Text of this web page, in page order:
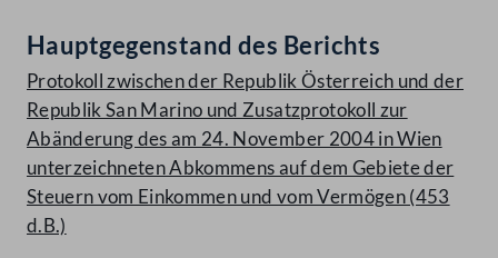
Hauptgegenstand des Berichts
Protokoll zwischen der Republik Österreich und der
Republik San Marino und Zusatzprotokoll zur
Abänderung des am 24. November 2004 in Wien
unterzeichneten Abkommens auf dem Gebiete der
Steuern vom Einkommen und vom Vermögen (453
d.B.)